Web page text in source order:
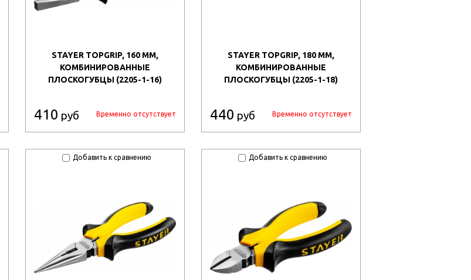
STAYER TOPGRIP, 160 ММ,
КОМБИНИРОВАННЫЕ
ПЛОСКОГУБЦЫ (2205-1-16)
410 руб Временно отсутствует
STAYER TOPGRIP, 180 ММ,
КОМБИНИРОВАННЫЕ
ПЛОСКОГУБЦЫ (2205-1-18)
440 руб Временно отсутствует
Добавить к сравнению Добавить к сравнению